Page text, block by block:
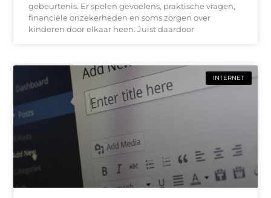
gebeurtenis. Er spelen gevoelens, praktische vragen,
financiële onzekerheden en soms zorgen over
kinderen door elkaar heen. Juist daardoor
INTERNET